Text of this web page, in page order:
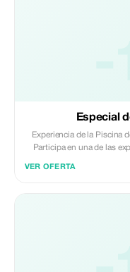
Especial
Experiencia de la Piscina
Participa en una de las
donde se encuentra esta
hasta la piscina con la
VER OFERTA